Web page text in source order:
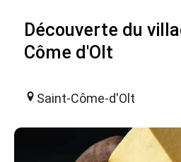
Découverte du
Côme d'Olt
Saint-Côme-d'Olt